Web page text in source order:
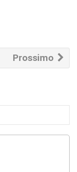
Prossimo